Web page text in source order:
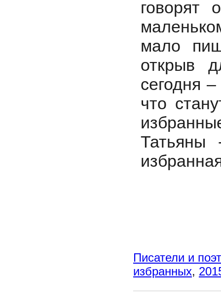
говорят
мало
открыв
сегодня
что
Писатели и
избранных,